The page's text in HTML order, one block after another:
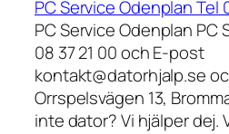
PC Service Odenplan Tel
PC Service Odenplan PC
08 37 21 00 och E-post
kontakt@datorhjalp.se
Orrspelsvägen 13,
inte dator? Vi hjälper dej.